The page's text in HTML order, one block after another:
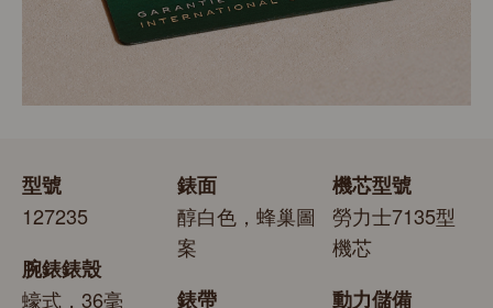
型號
127235
腕錶錶殼
蠔式，36毫
錶面
醇白色，蜂巢圖
案
錶帶
機芯型號
勞力士7135型
機芯
動力儲備